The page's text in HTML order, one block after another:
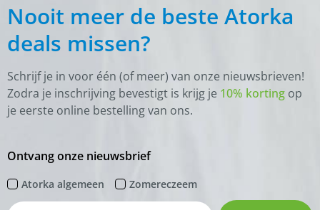
Nooit meer de beste Atorka
deals missen?
Schrijf je in voor één (of meer) van onze nieuwsbrieven!
Zodra je inschrijving bevestigt is krijg je 10% korting op
je eerste online bestelling van ons.
Ontvang onze nieuwsbrief
Atorka algemeen Zomereczeem